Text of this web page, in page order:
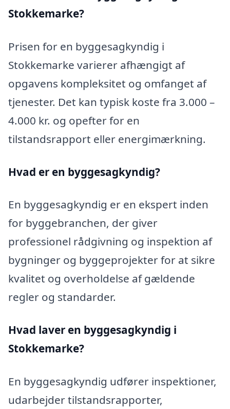
Stokkemarke?
Prisen for en byggesagkyndig i
Stokkemarke varierer afhængigt af
opgavens kompleksitet og omfanget af
tjenester. Det kan typisk koste fra 3.000 –
4.000 kr. og opefter for en
tilstandsrapport eller energimærkning.
Hvad er en byggesagkyndig?
En byggesagkyndig er en ekspert inden
for byggebranchen, der giver
professionel rådgivning og inspektion af
bygninger og byggeprojekter for at sikre
kvalitet og overholdelse af gældende
regler og standarder.
Hvad laver en byggesagkyndig i
Stokkemarke?
En byggesagkyndig udfører inspektioner,
udarbejder tilstandsrapporter,